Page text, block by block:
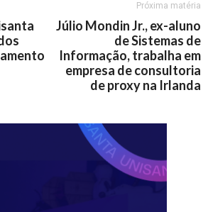
Próxima matéria
Júlio Mondin Jr., ex-aluno
de Sistemas de
Informação, trabalha em
empresa de consultoria
de proxy na Irlanda